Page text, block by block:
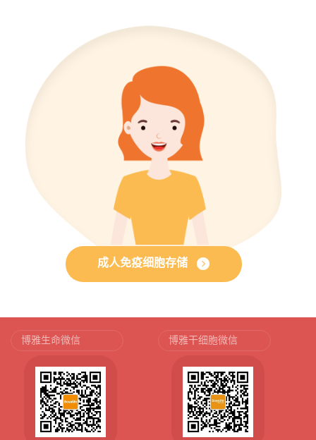
成人免疫细胞存储
博雅生命微信 博雅干细胞微信